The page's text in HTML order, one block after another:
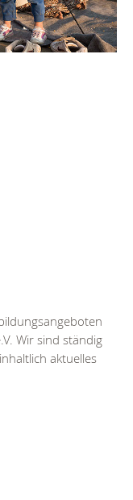
Wir sind ständig
aktuelles